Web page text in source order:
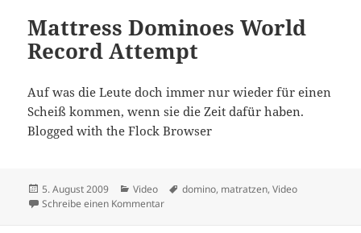
Mattress Dominoes World
Record Attempt
Auf was die Leute doch immer nur wieder für einen
Scheiß kommen, wenn sie die Zeit dafür haben.
Blogged with the Flock Browser
Veröffentlicht
am
5. August 2009 Kategorien
Video Schlagwörter
domino, matratzen,Video
Schreibe einen Kommentarzu Mattress Dominoes World Record